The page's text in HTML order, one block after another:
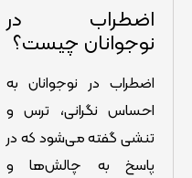
اضطراب در
نوجوانان چیست؟
اضطراب در نوجوانان به
احساس نگرانی، ترس و
تنشی گفته می‌شود که در
پاسخ به چالش‌ها و